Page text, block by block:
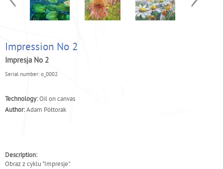
Impression No 2
Impresja No 2
Serial number: o_0002
Technology:Oil on canvas
Author:Adam Półtorak
Description:
Obraz z cyklu "Impresje".